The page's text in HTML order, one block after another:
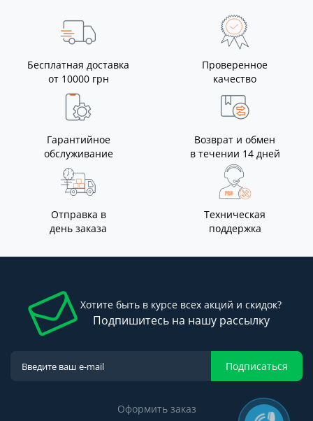
Бесплатная доставка
от 10000 грн
Проверенное
качество
Гарантийное
обслуживание
Возврат и обмен
в течении 14 дней
Отправка в
день заказа
Техническая
поддержка
Хотите быть в курсе всех акций и скидок?
Подпишитесь на нашу рассылку
Подписаться
Оформить заказ